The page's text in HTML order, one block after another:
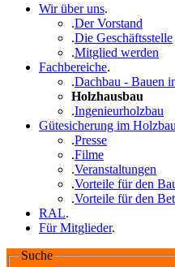
Wir über uns.
.Der Vorstand
.Die Geschäftsstelle
.Mitglied werden
Fachbereiche.
.Dachbau - Bauen
Holzhausbau
.Ingenieurholzbau
Gütesicherung im Holzbau
.Presse
.Filme
.Veranstaltungen
.Vorteile für den
.Vorteile für den
RAL.
Für Mitglieder.
Suche